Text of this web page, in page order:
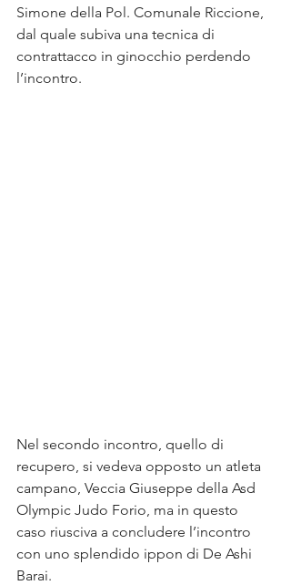
Simone della Pol. Comunale Riccione,
dal quale subiva una tecnica di
contrattacco in ginocchio perdendo
l’incontro.
Nel secondo incontro, quello di
recupero, si vedeva opposto un atleta
campano, Veccia Giuseppe della Asd
Olympic Judo Forio, ma in questo
caso riusciva a concludere l’incontro
con uno splendido ippon di De Ashi
Barai.